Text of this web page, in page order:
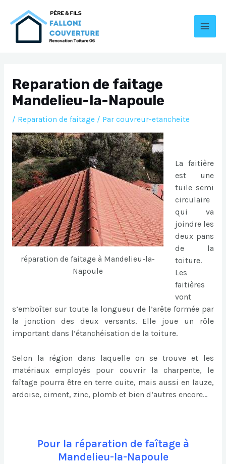
Reparation de faitage
Mandelieu-la-Napoule
/ Reparation de faitage/ Par couvreur-etancheite
réparation de faitage à Mandelieu-la-
Napoule
La faitière
est une
tuile semi
circulaire
qui va
joindre les
deux pans
de la
toiture.
Les
faitières
vont
s’emboîter sur toute la longueur de l’arête formée par
la jonction des deux versants. Elle joue un rôle
important dans l’étanchéisation de la toiture.
Selon la région dans laquelle on se trouve et les
matériaux employés pour couvrir la charpente, le
faîtage pourra être en terre cuite, mais aussi en lauze,
ardoise, ciment, zinc, plomb et bien d’autres encore…
Pour la réparation de faîtage à
Mandelieu-la-Napoule